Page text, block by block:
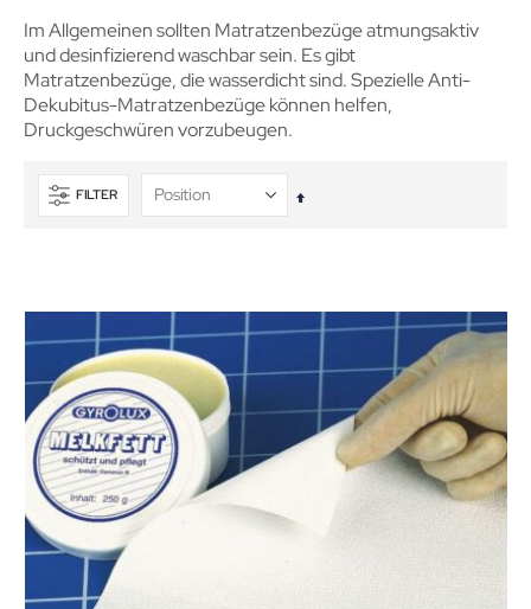
Im Allgemeinen sollten Matratzenbezüge atmungsaktiv
und desinfizierend waschbar sein. Es gibt
Matratzenbezüge, die wasserdicht sind. Spezielle Anti-
Dekubitus-Matratzenbezüge können helfen,
Druckgeschwüren vorzubeugen.
FILTER
In